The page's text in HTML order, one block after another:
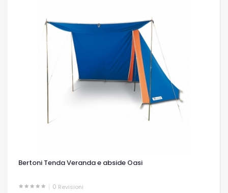
Bertoni Tenda Veranda e abside Oasi
0 Revisioni